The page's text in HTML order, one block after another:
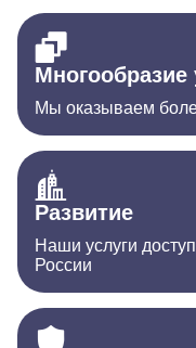
Многообразие
Мы оказываем
Развитие
Наши услуги
России